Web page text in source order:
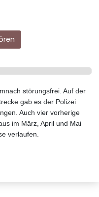
störungsfrei. Auf der
gab es der Polizei
Auch vier vorherige
im März, April und Mai
verlaufen.